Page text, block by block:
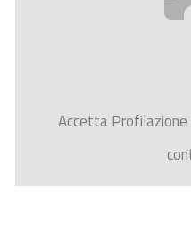
AccettaProfilazione